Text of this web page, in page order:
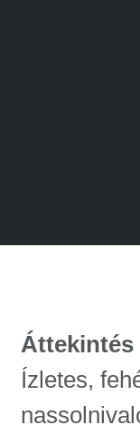
Áttekintés
Ízletes,